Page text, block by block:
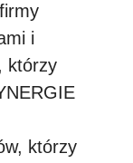
i
którzy
którzy